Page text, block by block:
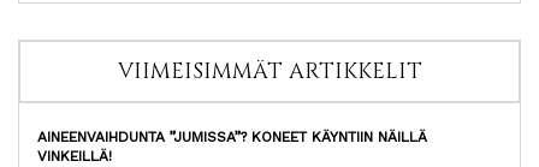
VIIMEISIMMÄT ARTIKKELIT
AINEENVAIHDUNTA ”JUMISSA”? KONEET KÄYNTIIN NÄILLÄ
VINKEILLÄ!